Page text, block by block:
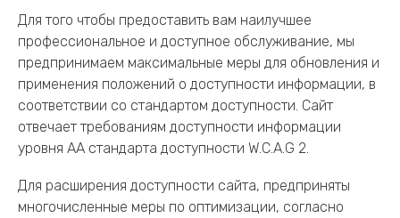
Для того чтобы предоставить вам наилучшее
профессиональное и доступное обслуживание, мы
предпринимаем максимальные меры для обновления и
применения положений о доступности информации, в
соответствии со стандартом доступности. Сайт
отвечает требованиям доступности информации
уровня АА стандарта доступности W.C.A.G 2.
Для расширения доступности сайта, предприняты
многочисленные меры по оптимизации, согласно